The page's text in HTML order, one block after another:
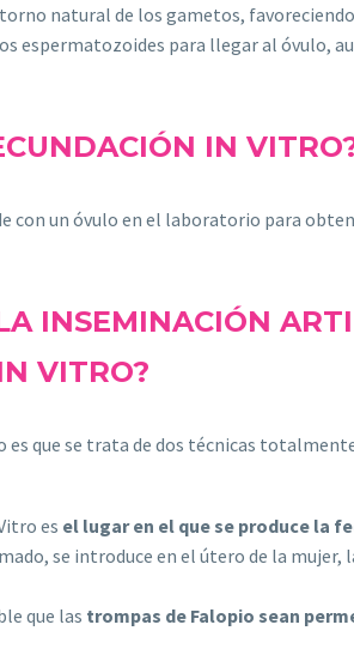
natural de los gametos,
espermatozoides para llegar al óvulo,
IN
con un óvulo en el laboratorio para
INSEMINACIÓN
VITRO?
que se trata de dos técnicas
es el lugar en el que se produce la
se introduce en el útero de la
que las trompas de Falopio sean